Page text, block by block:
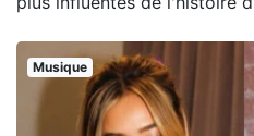
Musique